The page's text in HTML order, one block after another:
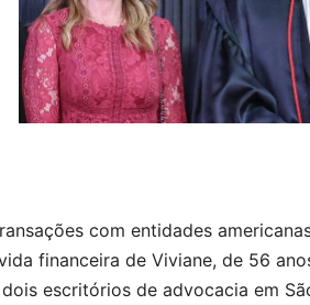
com entidades
financeira de Viviane, de 56
escritórios de advocacia em